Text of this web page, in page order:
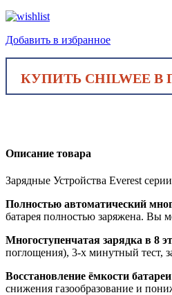
Добавить в избранное
КУПИТЬ CHILWEE В
Описание товара
Зарядные Устройства Everest
Полностью автоматический
батарея полностью заряжена. Вы
Многоступенчатая зарядка в 8
поглощения), 3-х минутный тест,
Восстановление ёмкости батареи
снижения газообразование и